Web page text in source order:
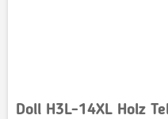
Doll H3L-14XL Holz